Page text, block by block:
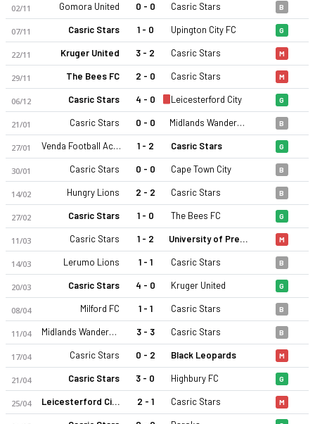
Casric Stars 25-26 sezonu | Ulusal 1.Lig'de 4. sırada, 52
02/11 Gomora United 0 - 0 Casric Stars B
07/11 Casric Stars 1 - 0 Upington City FC G
22/11 Kruger United 3 - 2 Casric Stars M
29/11 The Bees FC 2 - 0 Casric Stars M
06/12 Casric Stars 4 - 0 Leicesterford City G
21/01 Casric Stars 0 - 0 Midlands Wanderers FC B
27/01 Venda Football Academy 1 - 2 Casric Stars G
30/01 Casric Stars 0 - 0 Cape Town City B
14/02 Hungry Lions 2 - 2 Casric Stars B
27/02 Casric Stars 1 - 0 The Bees FC G
11/03 Casric Stars 1 - 2 University of Pretoria FC M
14/03 Lerumo Lions 1 - 1 Casric Stars B
20/03 Casric Stars 4 - 0 Kruger United G
08/04 Milford FC 1 - 1 Casric Stars B
11/04 Midlands Wanderers FC 3 - 3 Casric Stars B
17/04 Casric Stars 0 - 2 Black Leopards M
21/04 Casric Stars 3 - 0 Highbury FC G
25/04 Leicesterford City 2 - 1 Casric Stars M